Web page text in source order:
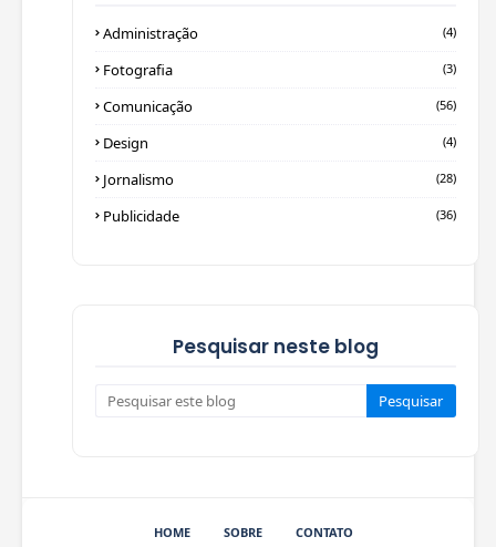
Administração (4)
Fotografia (3)
Comunicação (56)
Design (4)
Jornalismo (28)
Publicidade (36)
Pesquisar neste blog
HOME SOBRE CONTATO